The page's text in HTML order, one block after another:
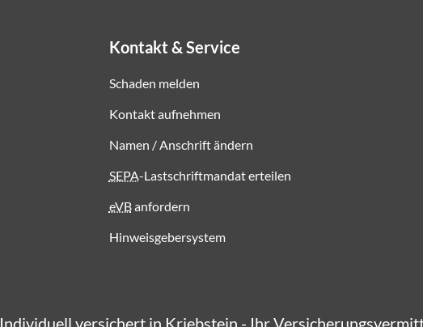
Kontakt & Service
Schaden melden
Kontakt aufnehmen
Namen / Anschrift ändern
SEPA-Lastschriftmandat erteilen
eVBanfordern
Hinweisgebersystem
Individuell versichert in Kriebstein - Ihr